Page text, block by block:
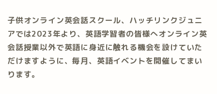
子供オンライン英会話スクール、ハッチリンクジュニ
アでは2023年より、英語学習者の皆様へオンライン英
会話授業以外で英語に身近に触れる機会を設けていた
だけますように、毎月、英語イベントを開催してまい
ります。